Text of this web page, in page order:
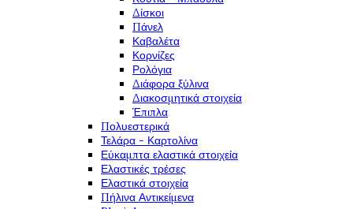
Δίσκοι
Πάνελ
Καβαλέτα
Κορνίζες
Ρολόγια
Διάφορα ξύλινα
Διακοσμητικά στοιχεία
Έπιπλα
Πολυεστερικά
Τελάρα - Καρτολίνα
Εύκαμπτα ελαστικά στοιχεία
Ελαστικές τρέσες
Ελαστικά στοιχεία
Πήλινα Αντικείμενα